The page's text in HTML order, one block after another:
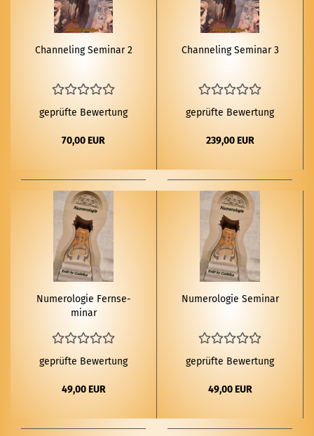
Chan­ne­ling Se­mi­nar 2
geprüfte Bewertung
70,00 EUR
Chan­ne­ling Se­mi­nar 3
geprüfte Bewertung
239,00 EUR
Nu­me­ro­lo­gie Fern­se­
mi­nar
geprüfte Bewertung
49,00 EUR
Nu­me­ro­lo­gie Se­mi­nar
geprüfte Bewertung
49,00 EUR